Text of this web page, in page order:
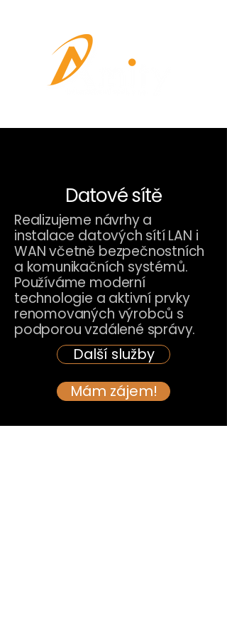
Datové sítě
Realizujeme návrhy a
instalace datových sítí LAN i
WAN včetně bezpečnostních
a komunikačních systémů.
Používáme moderní
technologie a aktivní prvky
renomovaných výrobců s
podporou vzdálené správy.
Další služby
Mám zájem!